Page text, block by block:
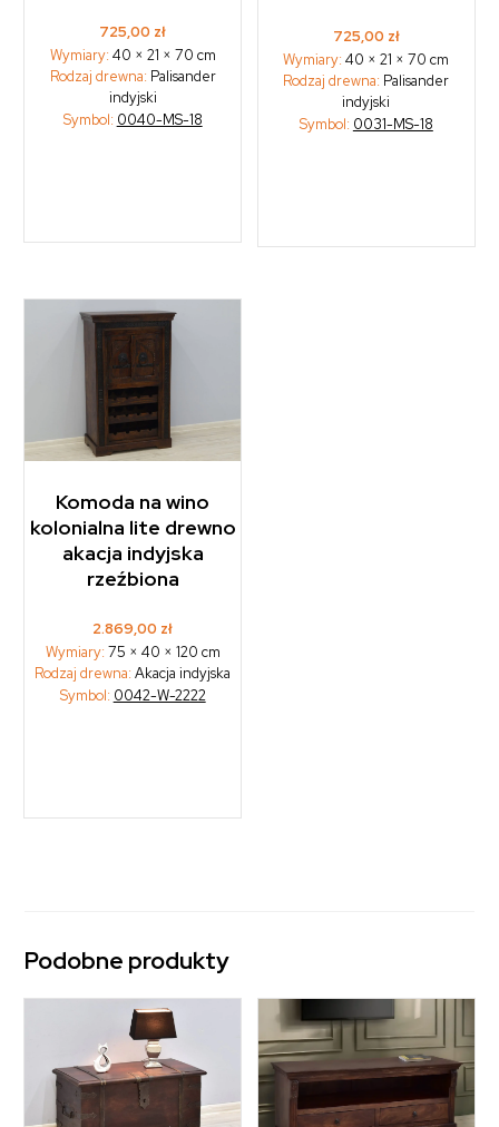
725,00 zł
Wymiary: 40 × 21 × 70 cm
Rodzaj drewna: Palisander
indyjski
Symbol: 0040-MS-18
725,00 zł
Wymiary:40 × 21 × 70 cm
Rodzaj drewna: Palisander
indyjski
Symbol: 0031-MS-18
Komoda na wino
kolonialna lite drewno
akacja indyjska
rzeźbiona
2.869,00 zł
Wymiary: 75 × 40 × 120 cm
Rodzaj drewna: Akacja indyjska
Symbol: 0042-W-2222
Podobne produkty